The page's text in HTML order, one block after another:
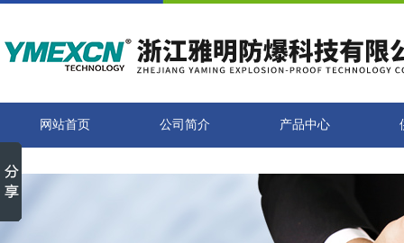
网站首页 公司简介 产品中心